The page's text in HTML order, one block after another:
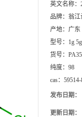
英文名称：
品牌： 翁江
产地： 广东
型号： 1g
货号：
纯度： 98
cas：
发布日期：
更新日期：